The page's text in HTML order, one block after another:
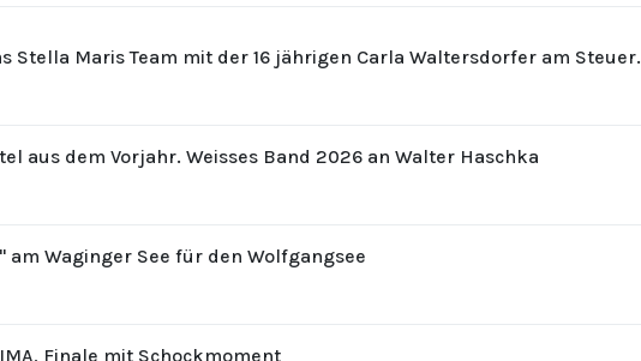
Stella Maris Team mit der 16 jährigen Carla Waltersdorfer am Steuer.
aus dem Vorjahr. Weisses Band 2026 an Walter Haschka
Waginger See für den Wolfgangsee
Finale mit Schockmoment